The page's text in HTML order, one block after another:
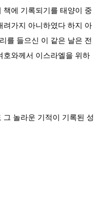
책에 기록되기를 태양이 중
려가지 아니하였다 하지 아
를 들으신 이 같은 날은 전
호와께서 이스라엘을 위하
놀라운 기적이 기록된 성